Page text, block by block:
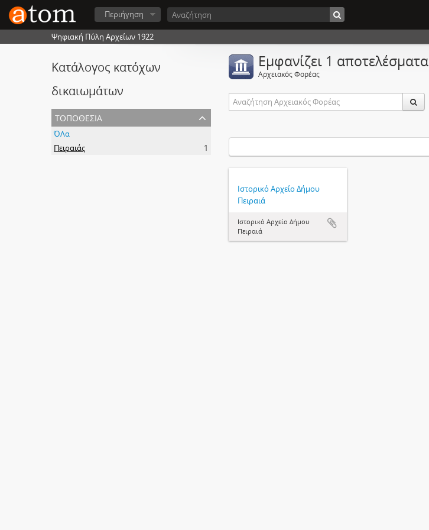
Περιήγηση
Ψηφιακή Πύλη Αρχείων 1922
Κατάλογος κατόχων
δικαιωμάτων
τοποθεσία
ΌΛα
Πειραιάς
1
Εμφανίζει 1 αποτελέσματα
Αρχειακός Φορέας
Ιστορικό Αρχείο Δήμου
Πειραιά
Ιστορικό Αρχείο Δήμου
Πειραιά